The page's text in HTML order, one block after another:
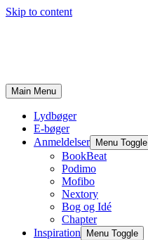
Skip to content
Main Menu
Lydbøger
E-bøger
Anmeldelser
Menu Toggle
BookBeat
Podimo
Mofibo
Nextory
Bog og Idé
Chapter
Inspiration
Menu Toggle